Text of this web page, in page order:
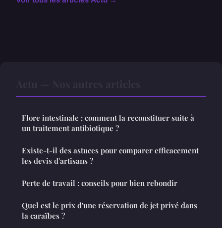
Flore intestinale : comment la reconstituer suite à
un traitement antibiotique ?
Existe-t-il des astuces pour comparer efficacement
les devis d'artisans ?
Perte de travail : conseils pour bien rebondir
Quel est le prix d'une réservation de jet privé dans
la caraïbes ?